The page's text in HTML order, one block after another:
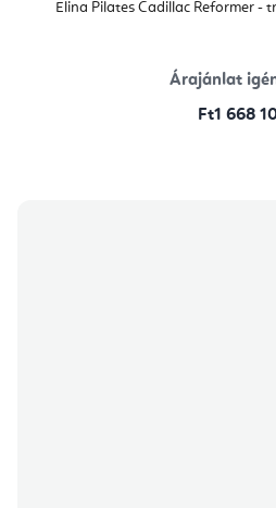
Elina Pilates Cadillac Reformer -
Árajánlat
Ft1 668